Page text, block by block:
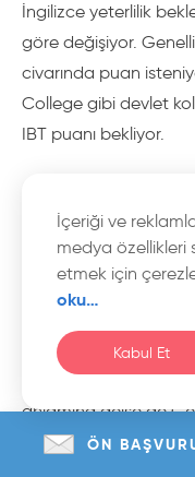
ÖN
İçeriği ve
medya özellikleri
etmek için
oku…
Kabul Et
İngilizce yeterlilik
göre değişiyor.
civarında puan
College gibi devlet
IBT puanı bekliyor.
programlara
Devlet koleji
kurumla anlaşmalı bir
İngilizce bilgisine
kayıt olabiliyor. Her
anlamına gelse de
fırsat sunuyor. 5.5